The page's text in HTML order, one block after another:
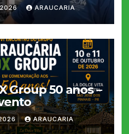
2026 ARAUCARIA
Group 50 anos –
ARAUCARIA